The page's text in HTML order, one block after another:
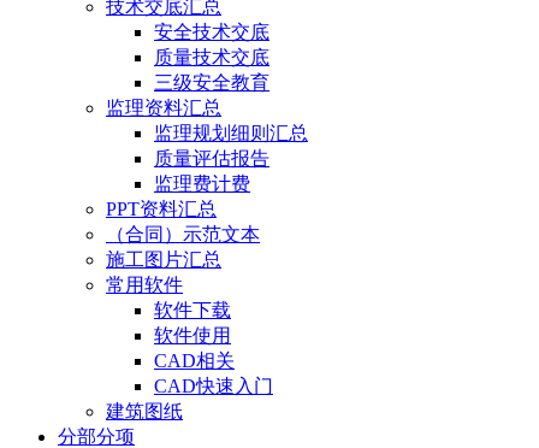
技术交底汇总
安全技术交底
质量技术交底
三级安全教育
监理资料汇总
监理规划细则汇总
质量评估报告
监理费计费
PPT资料汇总
（合同）示范文本
施工图片汇总
常用软件
软件下载
软件使用
CAD相关
CAD快速入门
建筑图纸
分部分项